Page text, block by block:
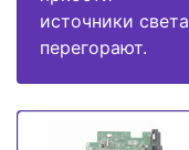
источники света
перегорают.